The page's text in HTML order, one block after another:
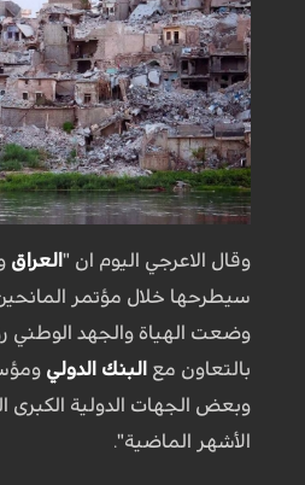
وقال الاعرجي اليوم ان "العراق
سيطرحها خلال مؤتمر
وضعت الهياة والجهد الوطني
بالتعاون مع البنك الدولي
وبعض الجهات الدولية الكبرى
الأشهر الماضية".